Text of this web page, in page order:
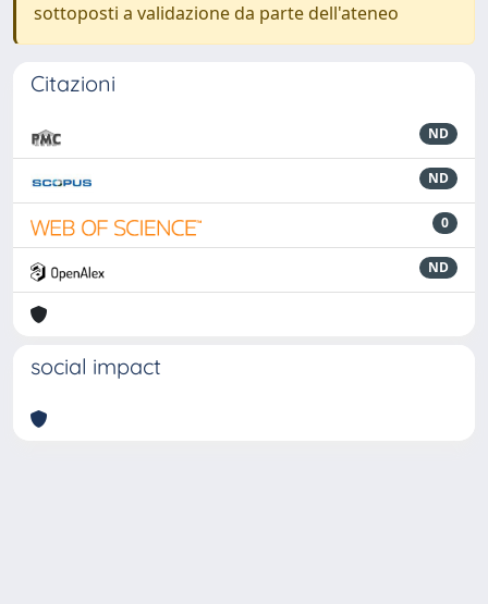
sottoposti a validazione da parte dell'ateneo
Citazioni
ND
ND
0
ND
social impact